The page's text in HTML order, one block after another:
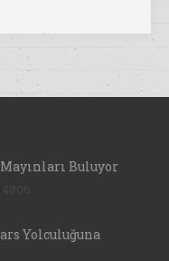
Buluyor
Yolculuğuna